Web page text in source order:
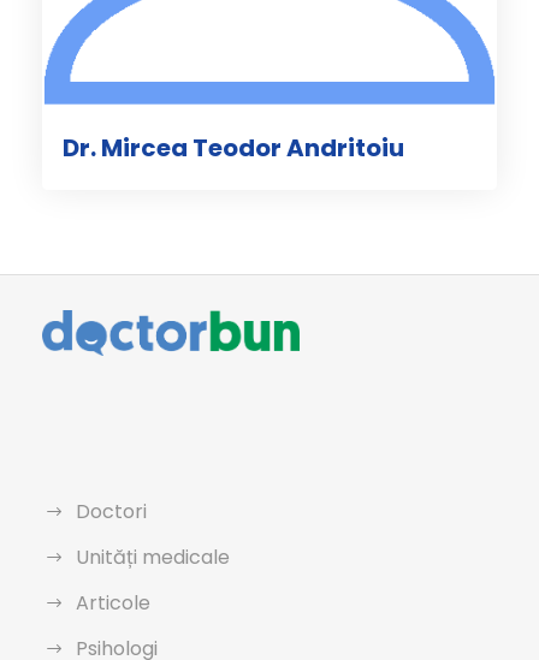
Dr. Mircea Teodor Andritoiu
Doctori
Unități medicale
Articole
Psihologi